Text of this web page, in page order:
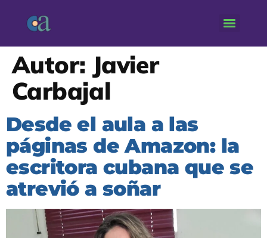
Autor: Javier
Carbajal
Desde el aula a las
páginas de Amazon: la
escritora cubana que se
atrevió a soñar